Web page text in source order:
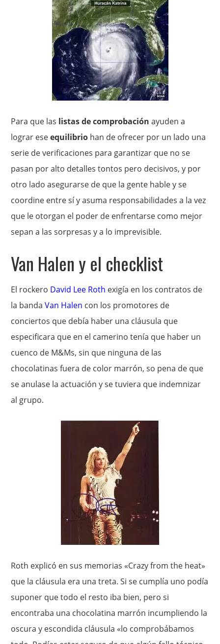
Para que las listas de comprobación ayuden a
lograr eseequilibrio han de ofrecer por un lado una
serie de verificaciones para garantizar que no se
pasan por alto detalles tontos pero decisivos, y por
otro lado asegurarse de que la gente hable y se
coordine entre sí y asuma responsabilidades a la vez
que le otorgan el poder de enfrentarse como mejor
sepan a las sorpresas y a lo imprevisible.
Van Halen y el checklist
El rockero David Lee Roth exigía en los contratos de
la bandaVan Halen con los promotores de
conciertos que debía haber una cláusula que
especificara que en el camerino tenía que haber un
cuenco de M&Ms, sin que ninguna de las
chocolatinas fuera de color marrón, so pena de que
se anulase la actuación y se tuviera que indemnizar
al grupo.
Roth explicó en sus memorias «Crazy from the heat»
que la cláusula era una treta. Si se cumplía uno podía
suponer que todo el resto iba bien, pero si
encontraba una chocolatina marrón incumpliendo la
oscura y escondida cláusula «lo comprobábamos